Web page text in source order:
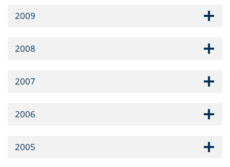
2009
2008
2007
2006
2005